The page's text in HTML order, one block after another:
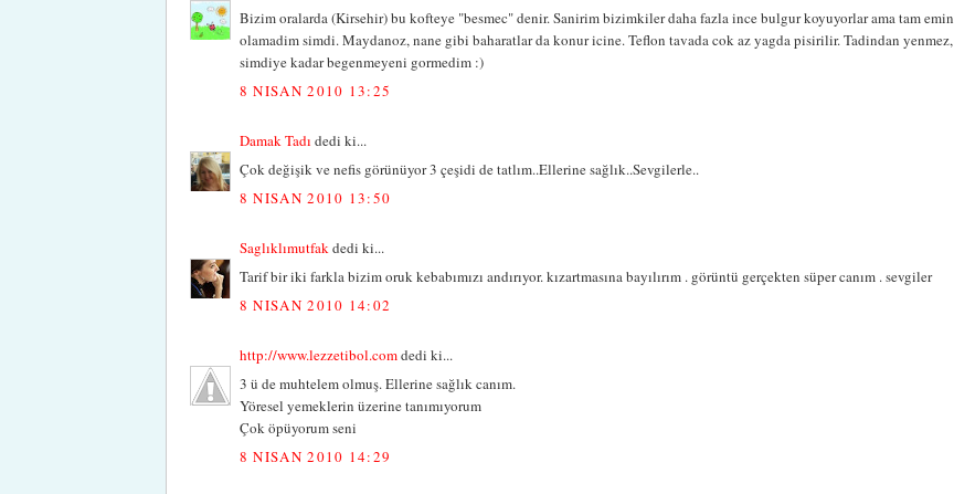
Bizim oralarda (Kirsehir) bu kofteye "besmec" denir. Sanirim bizimkiler daha fazla ince bulgur koyuyorlar ama tam emin
olamadim simdi. Maydanoz, nane gibi baharatlar da konur icine. Teflon tavada cok az yagda pisirilir. Tadindan yenmez,
simdiye kadar begenmeyeni gormedim :)
8 NISAN 2010 13:25
Damak Tadı dedi ki...
Çok değişik ve nefis görünüyor 3 çeşidi de tatlım..Ellerine sağlık..Sevgilerle..
8 NISAN 2010 13:50
Saglıklımutfak dedi ki...
Tarif bir iki farkla bizim oruk kebabımızı andırıyor. kızartmasına bayılırım . görüntü gerçekten süper canım . sevgiler
8 NISAN 2010 14:02
http://www.lezzetibol.comdedi ki...
3 ü de muhtelem olmuş. Ellerine sağlık canım.
Yöresel yemeklerin üzerine tanımıyorum
Çok öpüyorum seni
8 NISAN 2010 14:29